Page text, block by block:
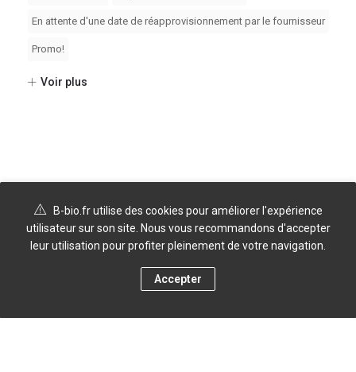
En attente d'une date de réapprovisionnement par le fournisseur
Promo!
Voir plus
B-bio.fr utilise des cookies pour améliorer l'expérience
utilisateur sur son site. Nous vous recommandons d'accepter
leur utilisation pour profiter pleinement de votre navigation.
Accepter